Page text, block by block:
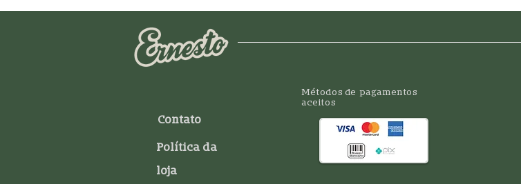
Contato
Política da
loja
Métodos de pagamentos
aceitos